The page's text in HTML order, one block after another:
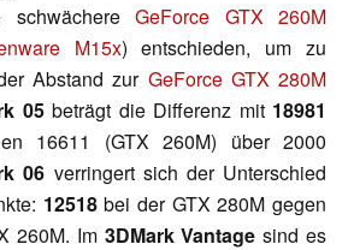
GeForce GTX 260M
M15x) entschieden, um zu
Abstand zur GeForce GTX 280M
05beträgt die Differenz mit 18981
16611 (GTX 260M) über 2000
06 verringert sich der Unterschied
12518bei der GTX 280M gegen
260M. Im 3DMark Vantage sind es